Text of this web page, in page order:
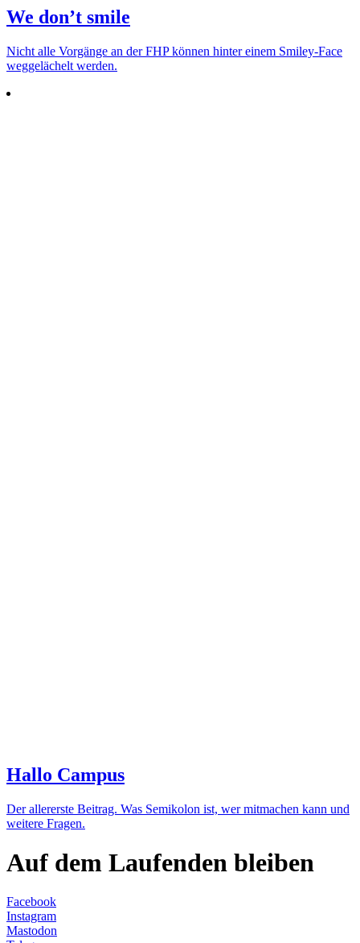
We don’t smile
Nicht alle Vor­gänge an der FHP können hinter einem Smiley-Face
weg­ge­lä­chelt werden.
Hallo Campus
Der aller­erste Beitrag. Was Semi­kolon ist, wer mit­machen kann und
weitere Fragen.
Auf dem Laufenden bleiben
Facebook
Instagram
Mastodon